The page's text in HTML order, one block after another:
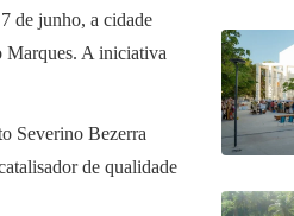
de junho, a cidade
Marques. A iniciativa
Severino Bezerra
de qualidade